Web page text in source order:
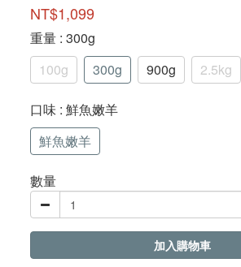
NT$1,099
重量 : 300g
100g
300g 900g 2.5kg
口味 : 鮮魚嫩羊
鮮魚嫩羊
數量
加入購物車